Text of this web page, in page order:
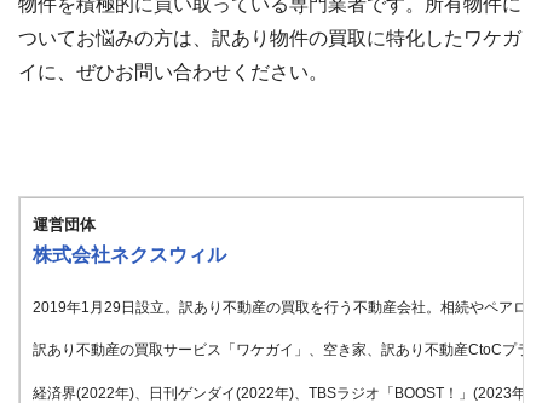
ついてお悩みの方は、訳あり物件の買取に特化したワケガ
イに、ぜひお問い合わせください。
運営団体
株式会社ネクスウィル
2019年1月29日設立。訳あり不動産の買取を行う不動産会社。相続やペアロ
訳あり不動産の買取サービス「ワケガイ」、空き家、訳あり不動産CtoCプラ
経済界(2022年)、日刊ゲンダイ(2022年)、TBSラジオ「BOOST！」(2023年